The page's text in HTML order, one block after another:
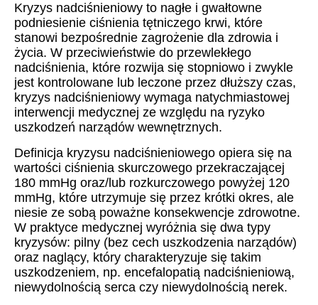
Kryzys nadciśnieniowy to nagłe i gwałtowne
podniesienie ciśnienia tętniczego krwi, które
stanowi bezpośrednie zagrożenie dla zdrowia i
życia. W przeciwieństwie do przewlekłego
nadciśnienia, które rozwija się stopniowo i zwykle
jest kontrolowane lub leczone przez dłuższy czas,
kryzys nadciśnieniowy wymaga natychmiastowej
interwencji medycznej ze względu na ryzyko
uszkodzeń narządów wewnętrznych.
Definicja kryzysu nadciśnieniowego opiera się na
wartości ciśnienia skurczowego przekraczającej
180 mmHg oraz/lub rozkurczowego powyżej 120
mmHg, które utrzymuje się przez krótki okres, ale
niesie ze sobą poważne konsekwencje zdrowotne.
W praktyce medycznej wyróżnia się dwa typy
kryzysów: pilny (bez cech uszkodzenia narządów)
oraz naglący, który charakteryzuje się takim
uszkodzeniem, np. encefalopatią nadciśnieniową,
niewydolnością serca czy niewydolnością nerek.